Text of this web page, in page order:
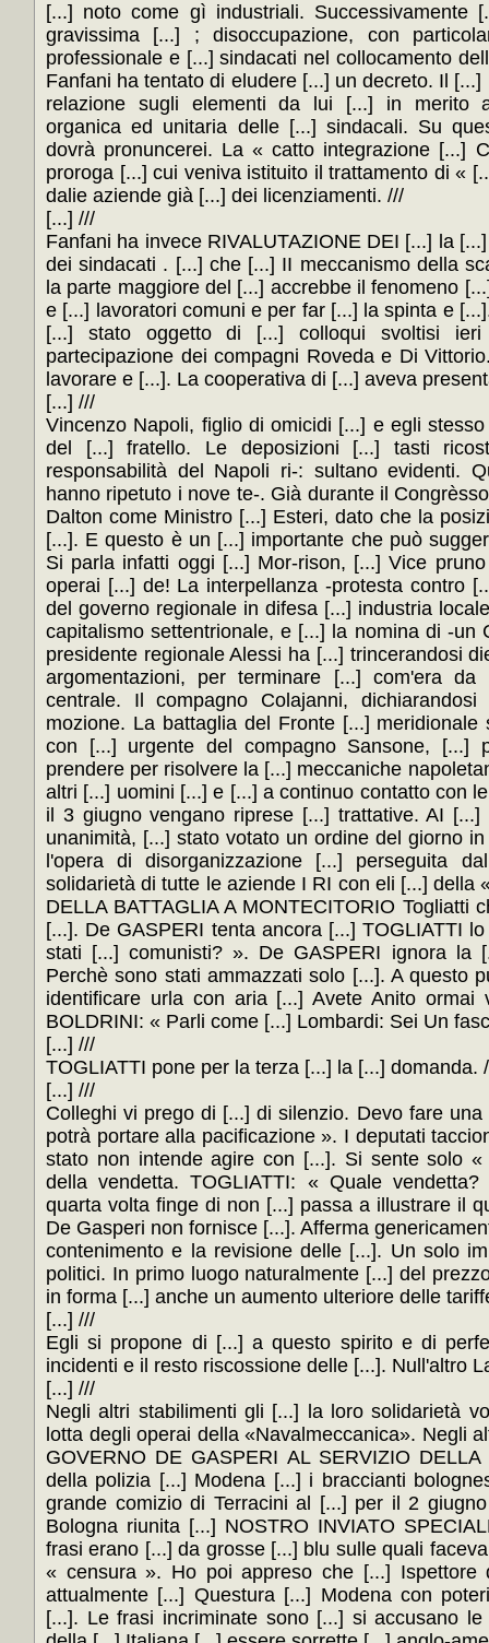
[...] noto come gì industriali. Successivamente
gravissima [...] ; disoccupazione, con
professionale e [...] sindacati nel collocamento
Fanfani ha tentato di eludere [...] un decreto. Il
relazione sugli elementi da lui [...] in merito
organica ed unitaria delle [...] sindacali. Su
dovrà pronuncerei. La « catto integrazione [...]
proroga [...] cui veniva istituito il trattamento di «
dalie aziende già [...] dei licenziamenti. ///
[...] ///
Fanfani ha invece RIVALUTAZIONE DEI [...] la
dei sindacati . [...] che [...] II meccanismo della
la parte maggiore del [...] accrebbe il fenomeno
e [...] lavoratori comuni e per far [...] la spinta e
[...] stato oggetto di [...] colloqui svoltisi
partecipazione dei compagni Roveda e Di
lavorare e [...]. La cooperativa di [...] aveva
[...] ///
Vincenzo Napoli, figlio di omicidi [...] e egli
del [...] fratello. Le deposizioni [...] tasti
responsabilità del Napoli ri-: sultano evidenti.
hanno ripetuto i nove te-. Già durante il
Dalton come Ministro [...] Esteri, dato che la
[...]. E questo è un [...] importante che può
Si parla infatti oggi [...] Mor-rison, [...] Vice
operai [...] de! La interpellanza -protesta contro
del governo regionale in difesa [...] industria
capitalismo settentrionale, e [...] la nomina di -un
presidente regionale Alessi ha [...] trincerandosi
argomentazioni, per terminare [...] com'era
centrale. Il compagno Colajanni,
mozione. La battaglia del Fronte [...]
con [...] urgente del compagno Sansone, [...]
prendere per risolvere la [...] meccaniche
altri [...] uomini [...] e [...] a continuo contatto con
il 3 giugno vengano riprese [...] trattative. AI
unanimità, [...] stato votato un ordine del giorno
l'opera di disorganizzazione [...] perseguita
solidarietà di tutte le aziende I RI con eli [...] della
DELLA BATTAGLIA A MONTECITORIO Togliatti
[...]. De GASPERI tenta ancora [...] TOGLIATTI
stati [...] comunisti? ». De GASPERI ignora la
Perchè sono stati ammazzati solo [...]. A questo
identificare urla con aria [...] Avete Anito
BOLDRINI: « Parli come [...] Lombardi: Sei Un
[...] ///
TOGLIATTI pone per la terza [...] la [...] domanda.
[...] ///
Colleghi vi prego di [...] di silenzio. Devo fare
potrà portare alla pacificazione ». I deputati
stato non intende agire con [...]. Si sente solo
della vendetta. TOGLIATTI: « Quale
quarta volta finge di non [...] passa a illustrare il
De Gasperi non fornisce [...]. Afferma
contenimento e la revisione delle [...]. Un solo
politici. In primo luogo naturalmente [...] del
in forma [...] anche un aumento ulteriore delle
[...] ///
Egli si propone di [...] a questo spirito e di
incidenti e il resto riscossione delle [...]. Null'altro
[...] ///
Negli altri stabilimenti gli [...] la loro solidarietà
lotta degli operai della «Navalmeccanica». Negli
GOVERNO DE GASPERI AL SERVIZIO
della polizia [...] Modena [...] i braccianti
grande comizio di Terracini al [...] per il 2
Bologna riunita [...] NOSTRO INVIATO
frasi erano [...] da grosse [...] blu sulle quali
« censura ». Ho poi appreso che [...] Ispettore
attualmente [...] Questura [...] Modena con
[...]. Le frasi incriminate sono [...] si accusano